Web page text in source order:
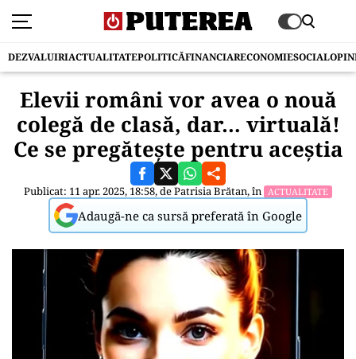
DEZVALUIRIACTUALITATEPOLITICĂFINANCIARECONOMIESOCIAL
Elevii români vor avea o nouă
colegă de clasă, dar… virtuală!
Ce se pregătește pentru aceștia
Publicat: 11 apr. 2025, 18:58, dePatrisia Brătan, în ACTUALITATE
Adaugă-ne ca sursă preferată în Google